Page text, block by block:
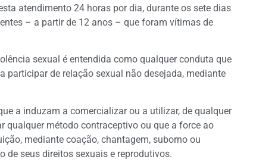
atendimento 24 horas por dia, durante os sete dias
– a partir de 12 anos – que foram vítimas de
sexual é entendida como qualquer conduta que
participar de relação sexual não desejada, mediante
a induzam a comercializar ou a utilizar, de qualquer
qualquer método contraceptivo ou que a force ao
mediante coação, chantagem, suborno ou
de seus direitos sexuais e reprodutivos.